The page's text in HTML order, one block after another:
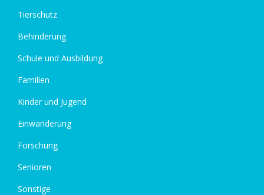
Tierschutz
Behinderung
Schule und Ausbildung
Familien
Kinder und Jugend
Einwanderung
Forschung
Senioren
Sonstige